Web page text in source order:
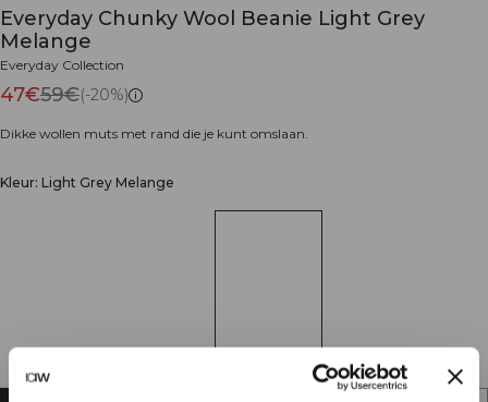
Everyday Chunky Wool Beanie Light Grey
Melange
Everyday Collection
47€59€(-20%)
Dikke wollen muts met rand die je kunt omslaan.
Kleur: Light Grey Melange